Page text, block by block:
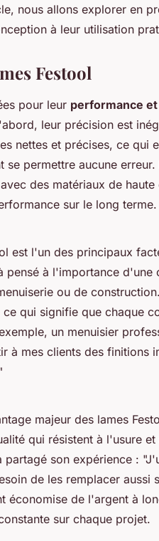
nous allons explorer en
à leur utilisation
Festool
pour leur performance
leur précision est
nettes et précises, ce qui
se permettre aucune
des matériaux de
sur le long terme.
est l'un des principaux
pensé à l'importance
ou de
ce qui signifie que chaque
un menuisier
à mes clients des finitions
majeur des lames
qui résistent à l'usure
partagé son expérience :
de les remplacer aussi
économise de l'argent à
sur chaque projet.